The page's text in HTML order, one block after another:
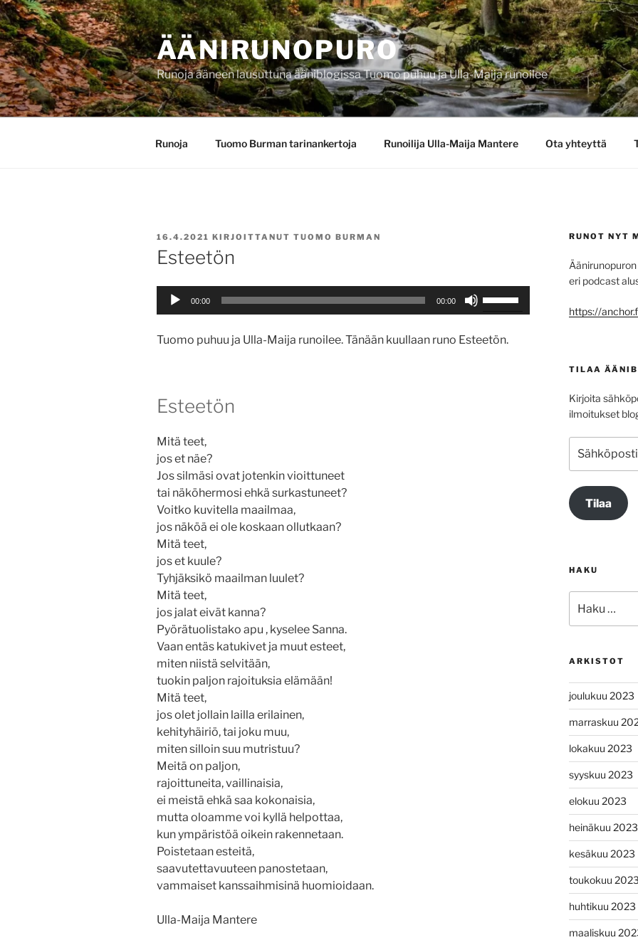
Siirry
sisältöön
ÄÄNIRUNOPURO
Runoja ääneen lausuttuna ääniblogissa Tuomo puhuu ja Ulla-Maija runoilee
Runoja Tuomo Burman tarinankertoja Runoilija Ulla-Maija Mantere Ota yhteyttä
JULKAISTU
16.4.2021 KIRJOITTANUT TUOMO BURMAN
Esteetön
Äänitoistin
00:00 00:00
alas
Tuomo puhuu ja Ulla-Maija runoilee. Tänään kuullaan runo Esteetön.
Esteetön
Mitä teet,
jos et näe?
Jos silmäsi ovat jotenkin vioittuneet
tai näköhermosi ehkä surkastuneet?
Voitko kuvitella maailmaa,
jos näköä ei ole koskaan ollutkaan?
Mitä teet,
jos et kuule?
Tyhjäksikö maailman luulet?
Mitä teet,
jos jalat eivät kanna?
Pyörätuolistako apu , kyselee Sanna.
Vaan entäs katukivet ja muut esteet,
miten niistä selvitään,
tuokin paljon rajoituksia elämään!
Mitä teet,
jos olet jollain lailla erilainen,
kehityhäiriö, tai joku muu,
miten silloin suu mutristuu?
Meitä on paljon,
rajoittuneita, vaillinaisia,
ei meistä ehkä saa kokonaisia,
mutta oloamme voi kyllä helpottaa,
kun ympäristöä oikein rakennetaan.
Poistetaan esteitä,
saavutettavuuteen panostetaan,
vammaiset kanssaihmisinä huomioidaan.
Ulla-Maija Mantere
RUNOT NYT
eri podcast
https://
TILAA
Kirjoita
ilmoitukset
Tilaa
HAKU
ARKISTOT
joulukuu 2023
marraskuu
lokakuu 2023
syyskuu 2023
elokuu 2023
heinäkuu 2023
kesäkuu 2023
toukokuu 2023
huhtikuu 2023
maaliskuu